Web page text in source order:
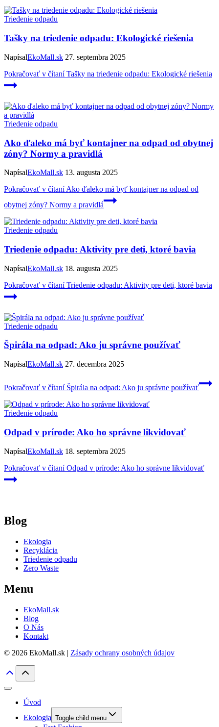
Triedenie odpadu
Tašky na triedenie odpadu: Ekologické riešenia
NapísalEkoMall.sk 27. septembra 2025
Pokračovať v čítaníTašky na triedenie odpadu: Ekologické riešenia
Triedenie odpadu
Ako ďaleko má byť kontajner na odpad od obytnej
zóny? Normy a pravidlá
NapísalEkoMall.sk 13. augusta 2025
Pokračovať v čítaníAko ďaleko má byť kontajner na odpad od
obytnej zóny? Normy a pravidlá
Triedenie odpadu
Triedenie odpadu: Aktivity pre deti, ktoré bavia
NapísalEkoMall.sk 18. augusta 2025
Pokračovať v čítaníTriedenie odpadu: Aktivity pre deti, ktoré bavia
Triedenie odpadu
Špirála na odpad: Ako ju správne používať
NapísalEkoMall.sk 27. decembra 2025
Pokračovať v čítaníŠpirála na odpad: Ako ju správne používať
Triedenie odpadu
Odpad v prírode: Ako ho správne likvidovať
NapísalEkoMall.sk 18. septembra 2025
Pokračovať v čítaníOdpad v prírode: Ako ho správne likvidovať
Blog
Ekologia
Recyklácia
Triedenie odpadu
Zero Waste
Menu
EkoMall.sk
Blog
O Nás
Kontakt
© 2026 EkoMall.sk | Zásady ochrany osobných údajov
Úvod
Ekologia Toggle child menu